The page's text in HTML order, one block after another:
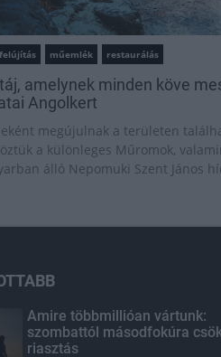
műemlék restaurálás
amelynek minden köve
Angolkert
megújulnak a területen
a különleges Műromok,
álló Nepomuki Szent János
Amire többmillióan vártunk:
szombattól másodfokúra
riasztás